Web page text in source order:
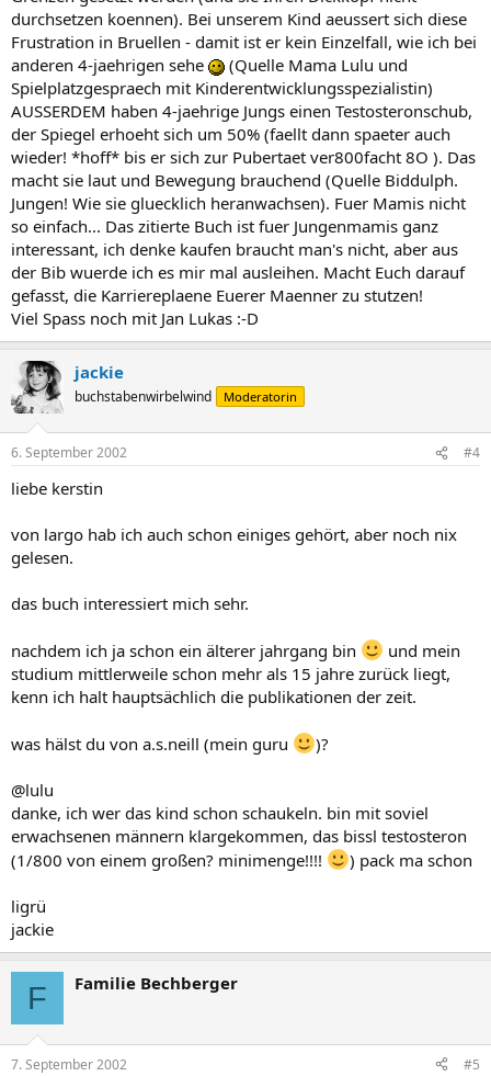
durchsetzen koennen). Bei unserem Kind aeussert sich diese
Frustration in Bruellen - damit ist er kein Einzelfall, wie ich bei
anderen 4-jaehrigen sehe
(Quelle Mama Lulu und
Spielplatzgespraech mit Kinderentwicklungsspezialistin)
AUSSERDEM haben 4-jaehrige Jungs einen Testosteronschub,
der Spiegel erhoeht sich um 50% (faellt dann spaeter auch
wieder! *hoff* bis er sich zur Pubertaet ver800facht 8O ). Das
macht sie laut und Bewegung brauchend (Quelle Biddulph.
Jungen! Wie sie gluecklich heranwachsen). Fuer Mamis nicht
so einfach... Das zitierte Buch ist fuer Jungenmamis ganz
interessant, ich denke kaufen braucht man's nicht, aber aus
der Bib wuerde ich es mir mal ausleihen. Macht Euch darauf
gefasst, die Karriereplaene Euerer Maenner zu stutzen!
Viel Spass noch mit Jan Lukas :-D
jackie
buchstabenwirbelwind Moderatorin
6. September 2002 #4
liebe kerstin
von largo hab ich auch schon einiges gehört, aber noch nix
gelesen.
das buch interessiert mich sehr.
nachdem ich ja schon ein älterer jahrgang bin
und mein
studium mittlerweile schon mehr als 15 jahre zurück liegt,
kenn ich halt hauptsächlich die publikationen der zeit.
was hälst du von a.s.neill (mein guru )?
@lulu
danke, ich wer das kind schon schaukeln. bin mit soviel
erwachsenen männern klargekommen, das bissl testosteron
(1/800 von einem großen? minimenge!!!!
) pack ma schon
ligrü
jackie
F Familie Bechberger
7. September 2002 #5